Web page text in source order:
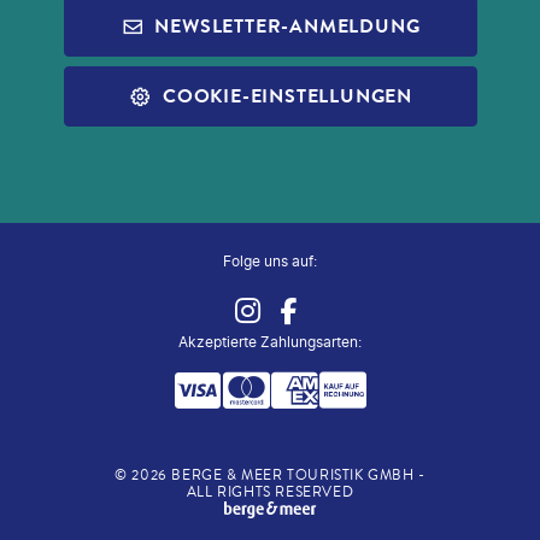
REISECHECKLISTE
ALLE SERVICES
ZUG ZUM FLUG
ALDI NORD
NEWSLETTER-ANMELDUNG
COOKIE-EINSTELLUNGEN
Akzeptierte Zahlungsarten:
Folge uns auf:
©2026 BERGE & MEER TOURISTIK GMBH -
ALL RIGHTS RESERVED